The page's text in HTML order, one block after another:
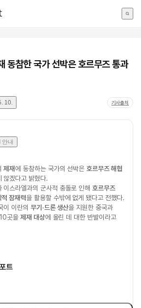
동참한 국가 선박은 호르무즈 통과
10. 기사출처
안내
제재에 동참하는 국가의 선박은 호르무즈 해협
않겠다고 밝혔다.
이스라엘과의 군사적 충돌로 인해 호르무즈
잠재력을 활용할 수밖에 없게 됐다고 전했다.
이 이란의 무기·드론 생산을 지원한 중국과
10곳을제재 대상에 올린 데 대한 반발이라고
트